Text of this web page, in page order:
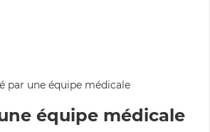
équipe médicale